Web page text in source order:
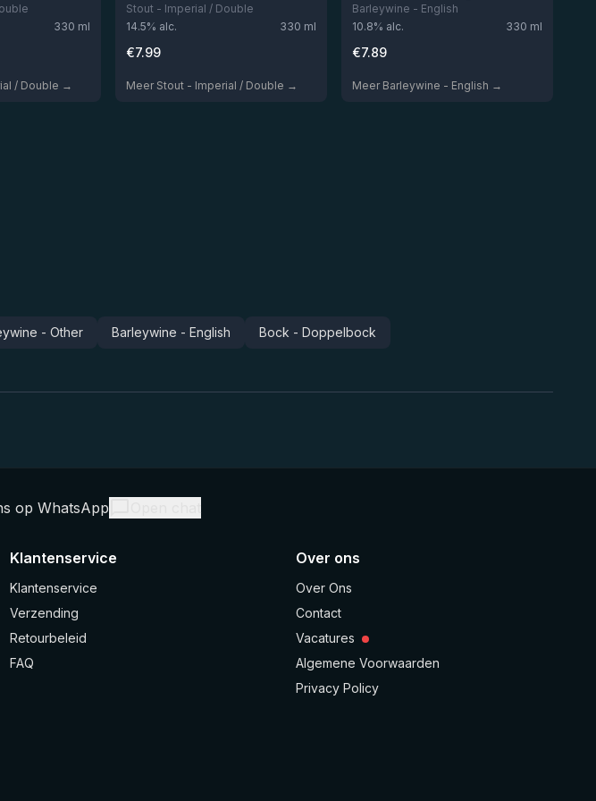
330 ml
/ Double →
Stout - Imperial / Double
14.5% alc. 330 ml
€7.99
Meer Stout - Imperial / Double →
Barleywine - English
10.8% alc. 330 ml
€7.89
Meer Barleywine - English →
- Other Barleywine - English Bock - Doppelbock
op WhatsApp
Klantenservice
Klantenservice
Verzending
Retourbeleid
FAQ
Over ons
Over Ons
Contact
Vacatures
Algemene Voorwaarden
Privacy Policy